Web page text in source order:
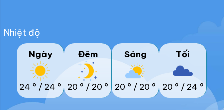
Nhiệt độ
Ngày
24 ° / 24 °
Đêm
20 ° / 20 °
Sáng
20 ° / 20 °
Tối
20 ° / 24 °